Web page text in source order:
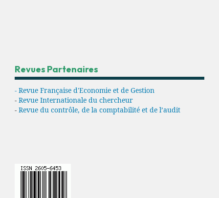
Revues Partenaires
- Revue Française d'Economie et de Gestion
- Revue Internationale du chercheur
- Revue du contrôle, de la comptabilité et de l’audit